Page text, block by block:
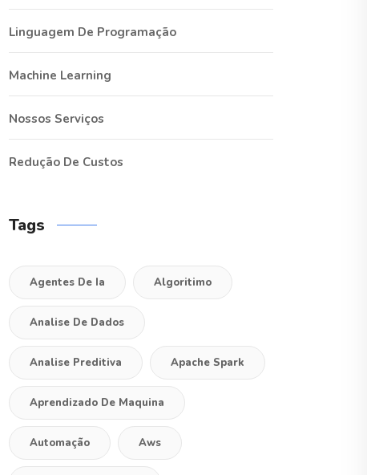
Linguagem De Programação
Machine Learning
Nossos Serviços
Redução De Custos
Tags
Agentes De Ia Algoritimo
Analise De Dados
Analise Preditiva Apache Spark
Aprendizado De Maquina
Automação Aws